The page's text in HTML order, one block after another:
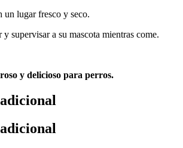
un lugar fresco y seco.
supervisar a su mascota mientras come.
y delicioso para perros.